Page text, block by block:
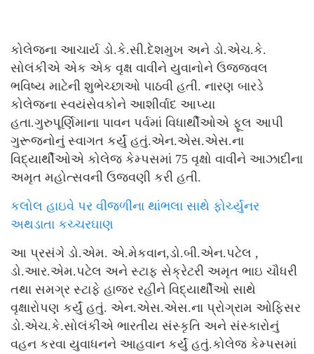
કોલેજના આચાર્ય ડો.કે.સી.દેશમુખ અને ડો.એચ.કે.
સોલંકીએ એક એક વૃક્ષ વાવીને યુવાનોને ઉજ્જવલ
ભવિષ્ય માટેની શુભેચ્છાઓ પાઠવી હતી. નારણ બારડે
કોલેજના સ્વયંસેવકોને આશીર્વાદ આપ્યા
હતા.ગુરુપૂર્ણિમાના પાવન પર્વમાં વિધાર્થીઓએ ફૂલ આપી
ગુરૂજનોનું સ્વાગત કર્યું હતું.એન.એસ.એસ.ના
વિદ્યાર્થીઓએ કોલેજ કેમ્પસમાં 75 વૃક્ષો વાવીને આઝાદીના
અમૃત મહોત્સવની ઉજવણી કરી હતી.
કલોલ હાઇવે પર વીજળીના થાંભલા સાથે ફોર્ચ્યુનર
અથડાતા કચ્ચરઘાણ
આ પ્રસંગે ડો.એમ. એ.મેકવાન,ડો.બી.એન.પટેલ ,
ડો.આર.એમ.પટેલ અને સ્ટાફ સેક્રેટરી અમૃત ભાઇ ચૌધરી
તથા સમગ્ર સ્ટાફે હાજર રહીને વિદ્યાર્થીઓ સાથે
વૃક્ષારોપણ કર્યું હતું. એન.એસ.એસ.ના પ્રોગ્રામ ઓફિસર
ડો.એચ.કે.સોલંકીએ ભારતીય સંસ્કૃતિ અને સંસ્કારોનું
વહન કરવા યુવાધનને આહવાન કર્યું હતું.કોલેજ કેમ્પસમાં